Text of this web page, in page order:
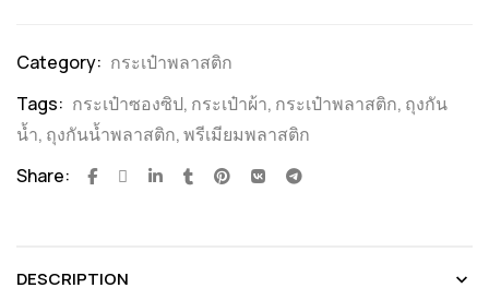
Category: กระเป๋าพลาสติก
Tags: กระเป๋าซองซิป, กระเป๋าผ้า, กระเป๋าพลาสติก, ถุงกัน
น้ำ, ถุงกันน้ำพลาสติก,พรีเมียมพลาสติก
Share:
DESCRIPTION